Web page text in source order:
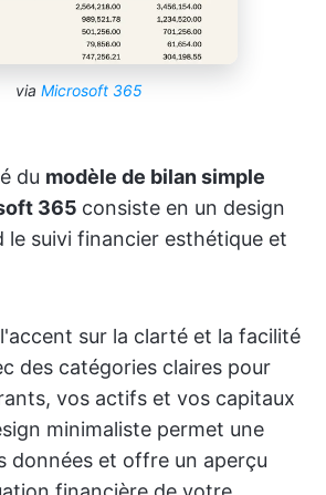
via Microsoft 365
du modèle de bilan simple
365 consiste en un design
le suivi financier esthétique et
sur la clarté et la facilité
des catégories claires pour
vos actifs et vos capitaux
minimaliste permet une
données et offre un aperçu